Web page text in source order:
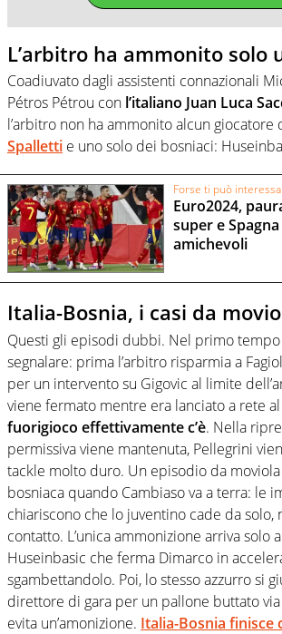
L’arbitro ha ammonito solo
Coadiuvato dagli assistenti connazionali
Pétros Pétrou con l’italiano Juan Luca
l’arbitro non ha ammonito alcun giocatore
Spalletti e uno solo dei bosniaci:
Forse ti può
Euro2024,
super e
amichevoli
Italia-Bosnia, i casi da
Questi gli episodi dubbi. Nel primo
segnalare: prima l’arbitro risparmia a
per un intervento su Gigovic al limite
viene fermato mentre era lanciato a rete al
fuorigioco effettivamente c’è. Nella
permissiva viene mantenuta, Pellegrini
tackle molto duro. Un episodio da moviola
bosniaca quando Cambiaso va a terra: le
chiariscono che lo juventino cade da solo,
contatto. L’unica ammonizione arriva solo
Huseinbasic che ferma Dimarco in
sgambettandolo. Poi, lo stesso azzurro si
direttore di gara per un pallone buttato
evita un’amonizione. Italia-Bosnia finisce